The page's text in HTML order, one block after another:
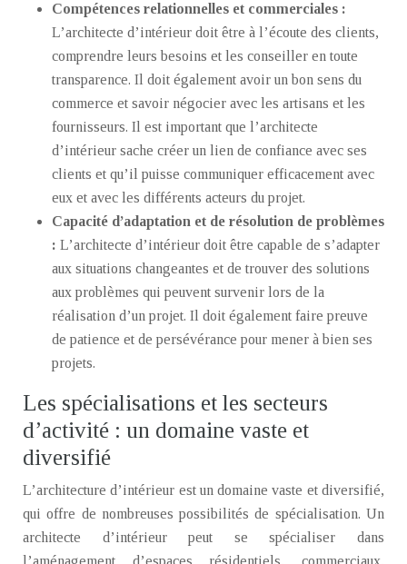
Compétences relationnelles et commerciales :
L’architecte d’intérieur doit être à l’écoute des clients,
comprendre leurs besoins et les conseiller en toute
transparence. Il doit également avoir un bon sens du
commerce et savoir négocier avec les artisans et les
fournisseurs. Il est important que l’architecte
d’intérieur sache créer un lien de confiance avec ses
clients et qu’il puisse communiquer efficacement avec
eux et avec les différents acteurs du projet.
Capacité d’adaptation et de résolution de problèmes
: L’architecte d’intérieur doit être capable de s’adapter
aux situations changeantes et de trouver des solutions
aux problèmes qui peuvent survenir lors de la
réalisation d’un projet. Il doit également faire preuve
de patience et de persévérance pour mener à bien ses
projets.
Les spécialisations et les secteurs
d’activité : un domaine vaste et
diversifié
L’architecture d’intérieur est un domaine vaste et diversifié,
qui offre de nombreuses possibilités de spécialisation. Un
architecte d’intérieur peut se spécialiser dans
l’aménagement d’espaces résidentiels, commerciaux,